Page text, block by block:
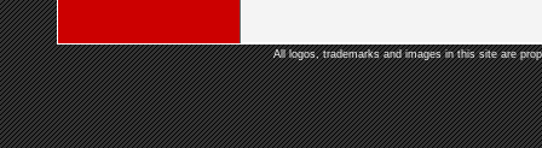
All logos, trademarks and images in this site are